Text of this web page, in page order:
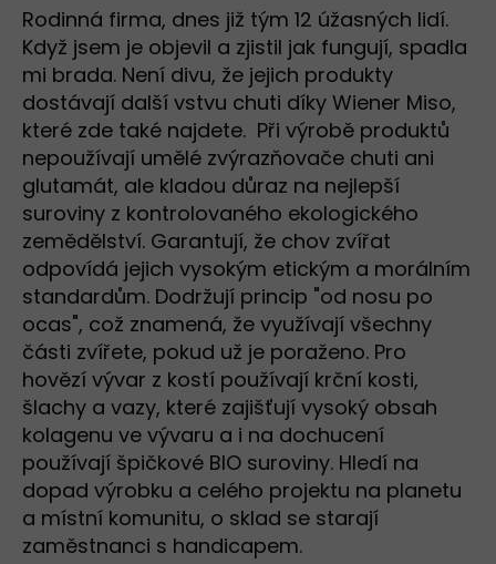
Rodinná firma, dnes již tým 12 úžasných lidí.
Když jsem je objevil a zjistil jak fungují, spadla
mi brada. Není divu, že jejich produkty
dostávají další vstvu chuti díky Wiener Miso,
které zde také najdete. Při výrobě produktů
nepoužívají umělé zvýrazňovače chuti ani
glutamát, ale kladou důraz na nejlepší
suroviny z kontrolovaného ekologického
zemědělství. Garantují, že chov zvířat
odpovídá jejich vysokým etickým a morálním
standardům. Dodržují princip "od nosu po
ocas", což znamená, že využívají všechny
části zvířete, pokud už je poraženo. Pro
hovězí vývar z kostí používají krční kosti,
šlachy a vazy, které zajišťují vysoký obsah
kolagenu ve vývaru a i na dochucení
používají špičkové BIO suroviny. Hledí na
dopad výrobku a celého projektu na planetu
a místní komunitu, o sklad se starají
zaměstnanci s handicapem.